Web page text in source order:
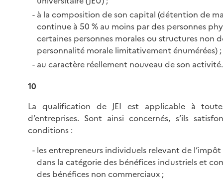
à la composition de son capital (détention de
continue à 50 % au moins par des personnes
certaines personnes morales ou structures non
personnalité morale limitativement énumérées) ;
au caractère réellement nouveau de son activité.
10
La qualification de JEI est applicable à
d’entreprises. Sont ainsi concernés, s’ils
conditions :
les entrepreneurs individuels relevant de l’impôt
dans la catégorie des bénéfices industriels et
des bénéfices non commerciaux ;